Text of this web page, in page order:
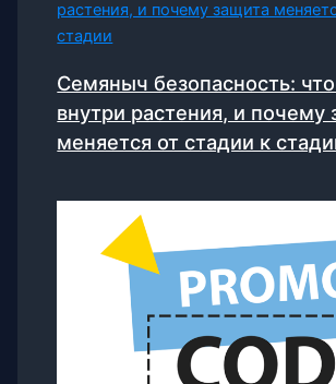
Семяныч безопасность:
внутри растения, и почему
меняется от стадии к